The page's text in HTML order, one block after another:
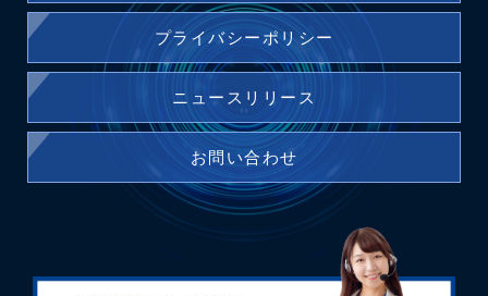
プライバシーポリシー
ニュースリリース
お問い合わせ